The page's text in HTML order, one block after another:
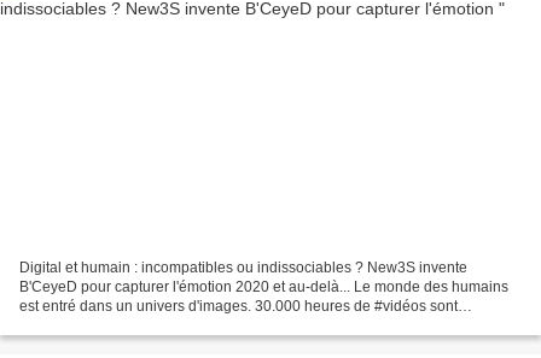
Digital et humain : incompatibles ou indissociables ? New3S invente
B'CeyeD pour capturer l'émotion 2020 et au-delà... Le monde des humains
est entré dans un univers d'images. 30.000 heures de #vidéos sont